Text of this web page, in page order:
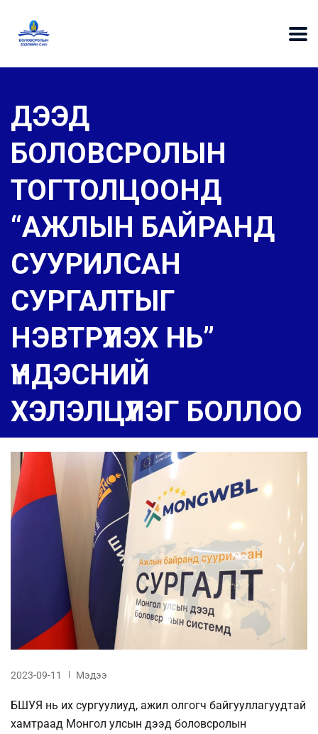
ДЭЭД
БОЛОВСРОЛЫН
ТОГТОЛЦООНД
“АЖЛЫН БАЙРАНД
СУУРИЛСАН
СУРГАЛТЫГ
НЭВТРҮҮЛЭХ НЬ”
ҮНДЭСНИЙ
ХЭЛЭЛЦҮҮЛЭГ БОЛЛОО
2023-09-11 Мэдээ
БШУЯ нь их сургуулиуд, ажил олгогч байгууллагуудтай
хамтраад Монгол улсын дээд боловсролын